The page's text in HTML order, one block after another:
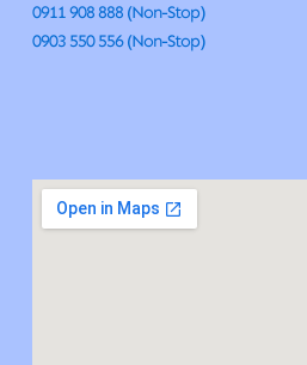
0911 908 888 (Non-Stop)
0903 550 556 (Non-Stop)